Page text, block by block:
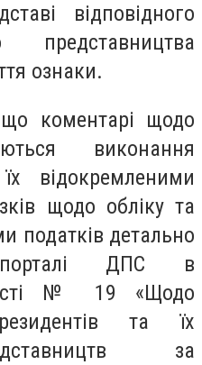
відповідного
представництва
ознаки.
коментарі щодо
виконання
відокремленими
щодо обліку та
податків детально
ДПС в
№ 19 «Щодо
та їх
за